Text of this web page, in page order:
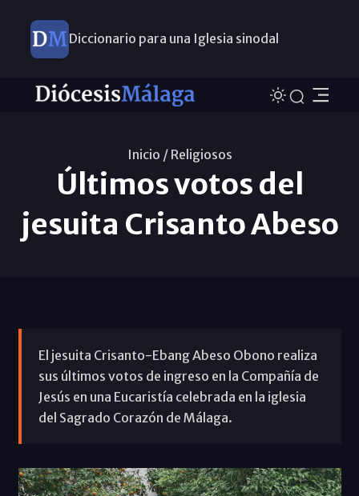
Diccionario para una Iglesia sinodal
Nuevos nombramientos
Inicio / Religiosos
Últimos votos del
jesuita Crisanto Abeso
El jesuita Crisanto-Ebang Abeso Obono realiza
sus últimos votos de ingreso en la Compañía de
Jesús en una Eucaristía celebrada en la iglesia
del Sagrado Corazón de Málaga.